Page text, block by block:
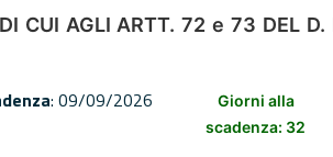
CUI AGLI ARTT. 72 e 73 DEL
: 09/09/2026
Giorni alla
scadenza: 32